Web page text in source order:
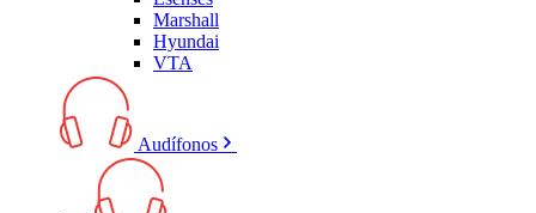
Marshall
Hyundai
VTA
Audífonos